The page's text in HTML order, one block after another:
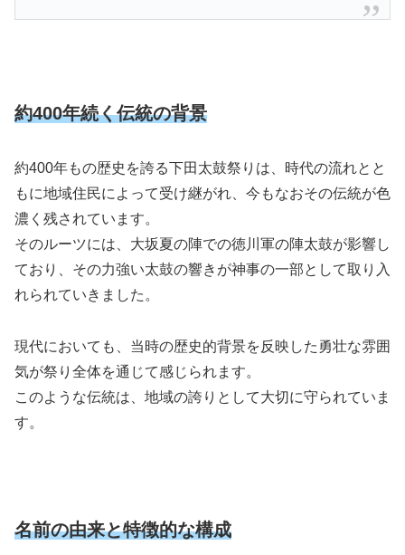
約400年続く伝統の背景
約400年もの歴史を誇る下田太鼓祭りは、時代の流れとと
もに地域住民によって受け継がれ、今もなおその伝統が色
濃く残されています。
そのルーツには、大坂夏の陣での徳川軍の陣太鼓が影響し
ており、その力強い太鼓の響きが神事の一部として取り入
れられていきました。
現代においても、当時の歴史的背景を反映した勇壮な雰囲
気が祭り全体を通じて感じられます。
このような伝統は、地域の誇りとして大切に守られていま
す。
名前の由来と特徴的な構成